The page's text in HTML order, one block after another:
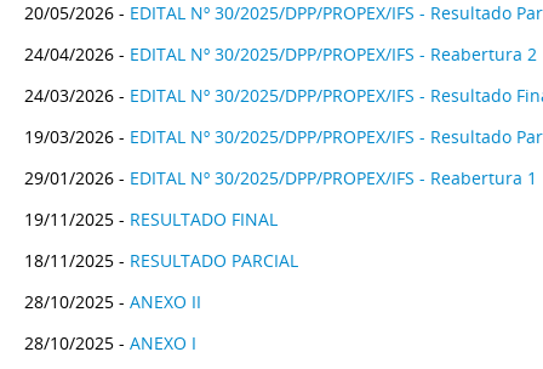
20/05/2026 - EDITAL Nº 30/2025/DPP/PROPEX/IFS - Resultado
24/04/2026 - EDITAL Nº 30/2025/DPP/PROPEX/IFS - Reabertura 2
24/03/2026 - EDITAL Nº 30/2025/DPP/PROPEX/IFS - Resultado
19/03/2026 - EDITAL Nº 30/2025/DPP/PROPEX/IFS - Resultado
29/01/2026 - EDITAL Nº 30/2025/DPP/PROPEX/IFS - Reabertura 1
19/11/2025 - RESULTADO FINAL
18/11/2025 - RESULTADO PARCIAL
28/10/2025 - ANEXO II
28/10/2025 - ANEXO I